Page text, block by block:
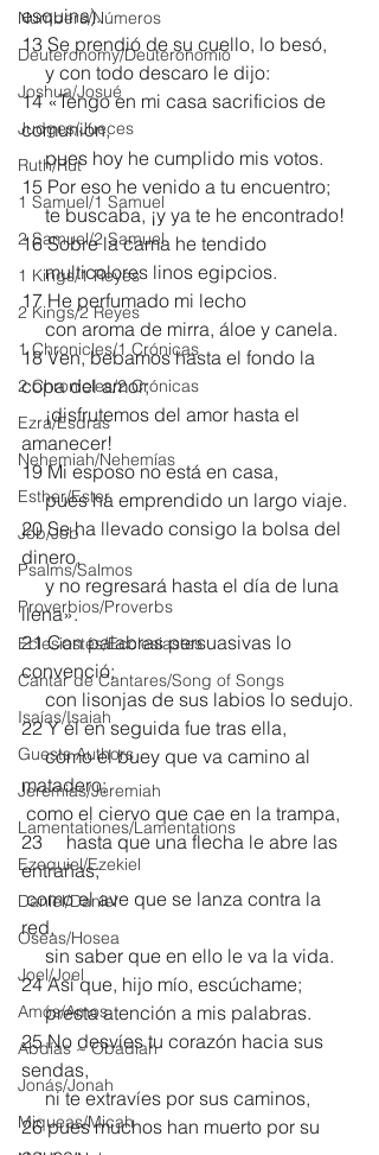
Numbers/Números
Deuteronomy/Deuteronomio
Joshua/Josué
Judges/Jueces
Ruth/Rut
1 Samuel/1 Samuel
2 Samuel/2 Samuel
1 Kings/1 Reyes
2 Kings/2 Reyes
1 Chronicles/1 Crónicas
2 Chronicles/2 Crónicas
Ezra/Esdras
Nehemiah/Nehemías
Esther/Ester
Job/Job
Psalms/Salmos
Proverbios/Proverbs
Eclesiastés/Ecclesiastes
Cantar de Cantares/Song of Songs
Isaías/Isaiah
Guests Authors
Jeremias/Jeremiah
Lamentationes/Lamentations
Ezequiel/Ezekiel
Daniel/Daniel
Oseas/Hosea
Joel/Joel
Amós/Amos
Abdías ~ Obadiah
Jonás/Jonah
Miqueas/Micah
esquina).
13 Se prendió de su cuello, lo besó,
     y con todo descaro le dijo:
14 «Tengo en mi casa sacrificios de
comunión,
     pues hoy he cumplido mis votos.
15 Por eso he venido a tu encuentro;
     te buscaba, ¡y ya te he encontrado!
16 Sobre la cama he tendido
     multicolores linos egipcios.
17 He perfumado mi lecho
     con aroma de mirra, áloe y canela.
18 Ven, bebamos hasta el fondo la
copa del amor;
     ¡disfrutemos del amor hasta el
amanecer!
19 Mi esposo no está en casa,
     pues ha emprendido un largo viaje.
20 Se ha llevado consigo la bolsa del
dinero,
llena».
21 Con palabras persuasivas lo
convenció;
     con lisonjas de sus labios lo sedujo.
22 Y él en seguida fue tras ella,
     como el buey que va camino al
matadero;
como el ciervo que cae en la trampa,
23     hasta que una flecha le abre las
entrañas;
como el ave que se lanza contra la
red,
     sin saber que en ello le va la vida.
24 Así que, hijo mío, escúchame;
     presta atención a mis palabras.
25 No desvíes tu corazón hacia sus
sendas,
     ni te extravíes por sus caminos,
26 pues muchos han muerto por su